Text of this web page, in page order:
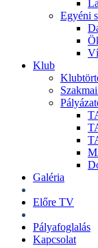
Egyéni
Klub
Galéria
Előre TV
Pályafoglalás
Kapcsolat